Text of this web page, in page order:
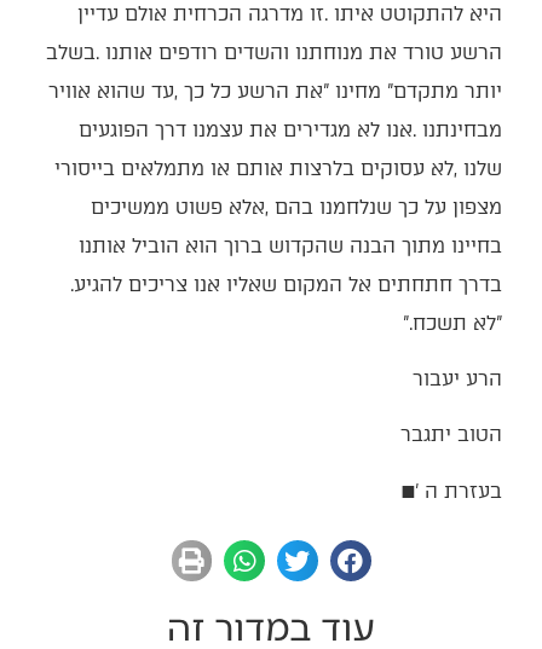
‬היא‭ ‬להתקוטט‭ ‬איתו‭. ‬זו‭ ‬מדרגה‭ ‬הכרחית‭ ‬אולם‭ ‬עדיין‭
‬הרשע‭ ‬טורד‭ ‬את‭ ‬מנוחתנו‭ ‬והשדים‭ ‬רודפים‭ ‬אותנו‭. ‬בשלב‭
‬יותר‭ ‬מתקדם‭ ‬‮"‬מחינו‮"‬‭ ‬את‭ ‬הרשע‭ ‬כל‭ ‬כך‭, ‬עד‭ ‬שהוא‭ ‬אוויר‭
‬מבחינתנו‭. ‬אנו‭ ‬לא‭ ‬מגדירים‭ ‬את‭ ‬עצמנו‭ ‬דרך‭ ‬הפוגעים‭
‬שלנו‭, ‬לא‭ ‬עסוקים‭ ‬בלרצות‭ ‬אותם‭ ‬או‭ ‬מתמלאים‭ ‬בייסורי‭
‬מצפון‭ ‬על‭ ‬כך‭ ‬שנלחמנו‭ ‬בהם‭, ‬אלא‭ ‬פשוט‭ ‬ממשיכים‭
‬בחיינו‭ ‬מתוך‭ ‬הבנה‭ ‬שהקדוש‭ ‬ברוך‭ ‬הוא‭ ‬הוביל‭ ‬אותנו‭
‬בדרך‭ ‬חתחתים‭ ‬אל‭ ‬המקום‭ ‬שאליו‭ ‬אנו‭ ‬צריכים‭ ‬להגיע‭.
‬‮"‬לא‭ ‬תשכח‮"‬‭.‬
הרע‭ ‬יעבור
הטוב‭ ‬יתגבר
בעזרת‭ ‬ה‮'‬‭ ‬ ■
עוד במדור זה